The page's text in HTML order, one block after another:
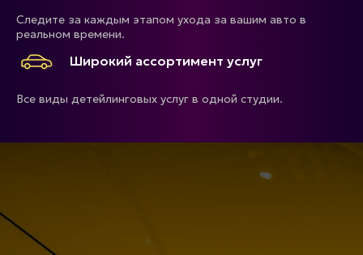
Следите за каждым этапом ухода за вашим авто в
реальном времени.
Широкий ассортимент услуг
Все виды детейлинговых услуг в одной студии.